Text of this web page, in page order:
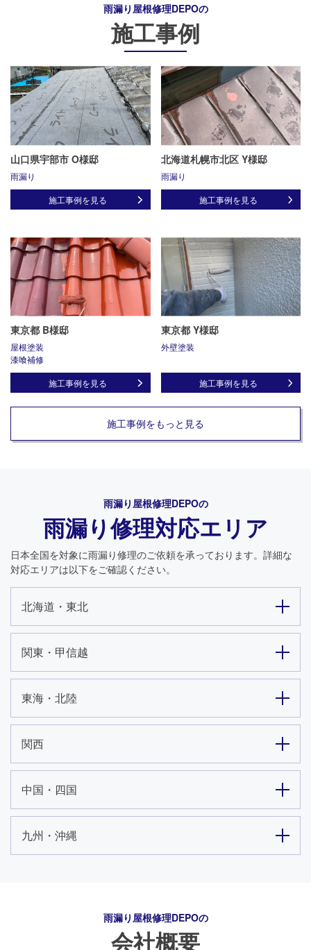
24時間365日対応
050-1883-0629
雨漏り屋根修理DEPOの
施工事例
山口県宇部市 O様邸
雨漏り
施工事例を見る
北海道札幌市北区 Y様邸
雨漏り
施工事例を見る
東京都 B様邸
屋根塗装
漆喰補修
施工事例を見る
東京都 Y様邸
外壁塗装
施工事例を見る
施工事例をもっと見る
雨漏り屋根修理DEPOの
雨漏り修理対応エリア
日本全国を対象に雨漏り修理のご依頼を承っております。詳細な
対応エリアは以下をご確認ください。
北海道・東北
関東・甲信越
東海・北陸
関西
中国・四国
九州・沖縄
雨漏り屋根修理DEPOの
会社概要